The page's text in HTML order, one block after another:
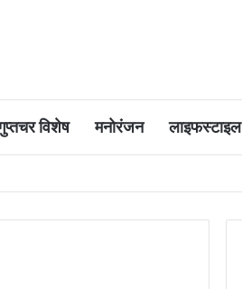
विशेष मनोरंजन लाइफस्टाइल
काम